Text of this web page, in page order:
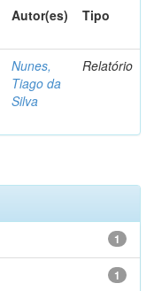
Autor(es) Tipo
Nunes,
Tiago da
Silva
Relatório
1
1